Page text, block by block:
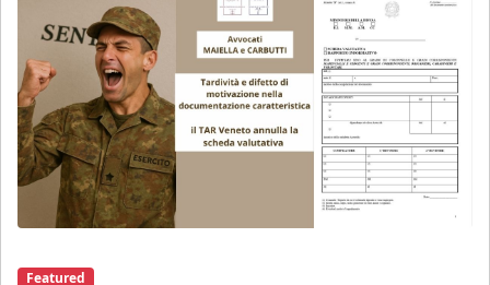
Featured